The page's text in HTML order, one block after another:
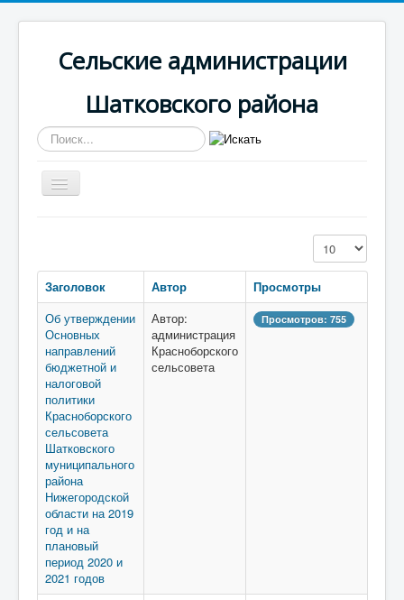
Сельские администрации
Шатковского района
Искать...
Включить/
выключить
Кол-во строк:
Заголовок Автор
Просмотры
Об утверждении
Основных
направлений
бюджетной и
налоговой
политики
Красноборского
сельсовета
Шатковского
муниципального
района
Нижегородской
области на 2019
год и на
плановый
период 2020 и
2021 годов
Автор:
администрация
Красноборского
сельсовета
Просмотров: 755